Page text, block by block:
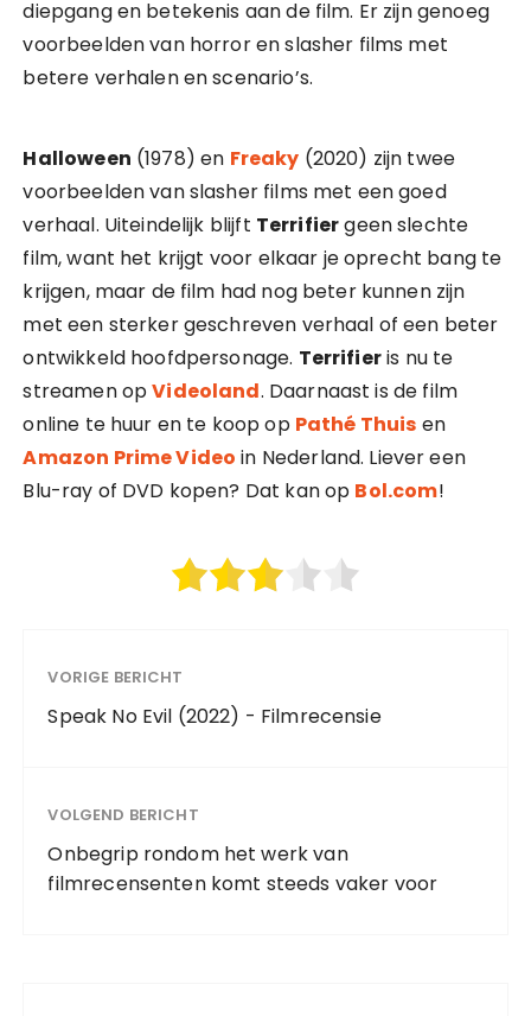
diepgang en betekenis aan de film. Er zijn genoeg
voorbeelden van horror en slasher films met
betere verhalen en scenario’s.
Halloween (1978) en Freaky (2020) zijn twee
voorbeelden van slasher films met een goed
verhaal. Uiteindelijk blijft Terrifiergeen slechte
film, want het krijgt voor elkaar je oprecht bang te
krijgen, maar de film had nog beter kunnen zijn
met een sterker geschreven verhaal of een beter
ontwikkeld hoofdpersonage. Terrifieris nu te
streamen opVideoland. Daarnaast is de film
online te huur en te koop op Pathé Thuis en
Amazon Prime Video in Nederland. Liever een
Blu-ray of DVD kopen? Dat kan op Bol.com!
VORIGE BERICHT
Speak No Evil (2022) - Filmrecensie
VOLGEND BERICHT
Onbegrip rondom het werk van
filmrecensenten komt steeds vaker voor